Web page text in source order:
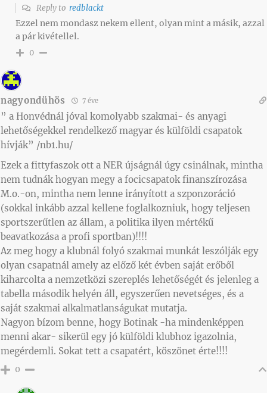
Reply to redblackt
Ezzel nem mondasz nekem ellent, olyan mint a másik, azzal
a pár kivétellel.
0
nagyondühös 7 éve
” a Honvédnál jóval komolyabb szakmai- és anyagi
lehetőségekkel rendelkező magyar és külföldi csapatok
hívják” /nb1.hu/
Ezek a fittyfaszok ott a NER újságnál úgy csinálnak, mintha
nem tudnák hogyan megy a focicsapatok finanszírozása
M.o.-on, mintha nem lenne irányított a szponzoráció
(sokkal inkább azzal kellene foglalkozniuk, hogy teljesen
sportszerűtlen az állam, a politika ilyen mértékű
beavatkozása a profi sportban)!!!!
Az meg hogy a klubnál folyó szakmai munkát leszólják egy
olyan csapatnál amely az előző két évben saját erőből
kiharcolta a nemzetközi szereplés lehetőségét és jelenleg a
tabella második helyén áll, egyszerűen nevetséges, és a
saját szakmai alkalmatlanságukat mutatja.
Nagyon bízom benne, hogy Botinak -ha mindenképpen
menni akar- sikerül egy jó külföldi klubhoz igazolnia,
megérdemli. Sokat tett a csapatért, köszönet érte!!!!
0